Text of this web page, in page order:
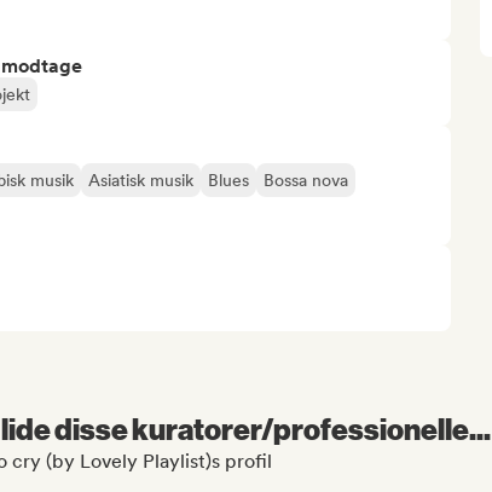
musik Asiatisk musik Blues
Bossa nova
lide disse kuratorer/professionelle...
cry (by Lovely Playlist)s profil